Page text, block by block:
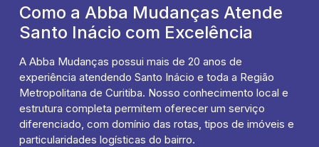
Como a Abba Mudanças Atende
Santo Inácio com Excelência
A Abba Mudanças possui mais de 20 anos de
experiência atendendo Santo Inácio e toda a Região
Metropolitana de Curitiba. Nosso conhecimento local e
estrutura completa permitem oferecer um serviço
diferenciado, com domínio das rotas, tipos de imóveis e
particularidades logísticas do bairro.